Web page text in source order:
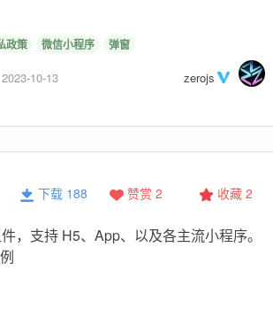
政策 微信小程序 弹窗
10-13 zerojs
收藏 2
赞赏 2
下载 188
，支持 H5、App、以及各主流小程序。